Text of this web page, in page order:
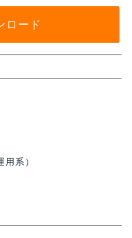
ロード
系）